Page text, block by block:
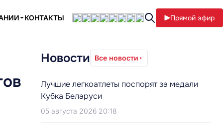
КОНТАКТЫ Прямой эфир
Новости Все новости
Лучшие легкоатлеты поспорят за медали
Кубка Беларуси
05 августа 2026 20:18